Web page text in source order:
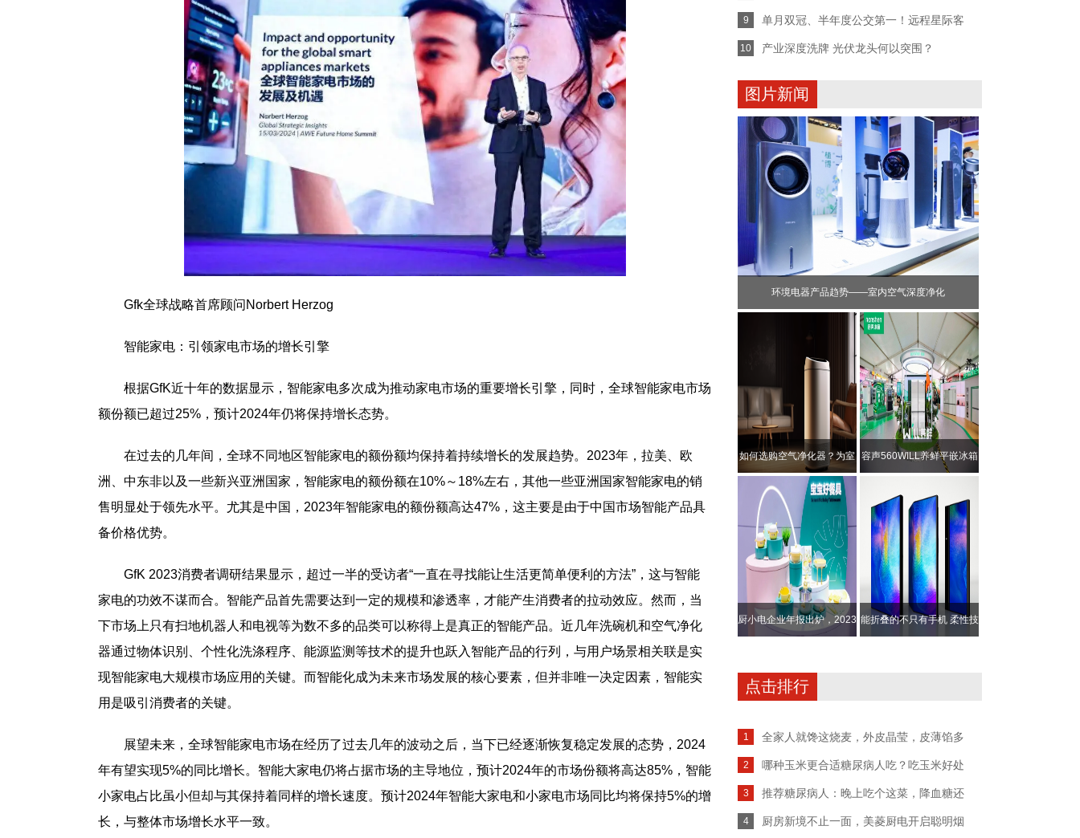
Gfk全球战略首席顾问Norbert Herzog
智能家电：引领家电市场的增长引擎
根据GfK近十年的数据显示，智能家电多次成为推动家电市场的重要增长引擎，同时，全球智能家电市场
额份额已超过25%，预计2024年仍将保持增长态势。
在过去的几年间，全球不同地区智能家电的额份额均保持着持续增长的发展趋势。2023年，拉美、欧
洲、中东非以及一些新兴亚洲国家，智能家电的额份额在10%～18%左右，其他一些亚洲国家智能家电的销
售明显处于领先水平。尤其是中国，2023年智能家电的额份额高达47%，这主要是由于中国市场智能产品具
备价格优势。
GfK 2023消费者调研结果显示，超过一半的受访者“一直在寻找能让生活更简单便利的方法”，这与智能
家电的功效不谋而合。智能产品首先需要达到一定的规模和渗透率，才能产生消费者的拉动效应。然而，当
下市场上只有扫地机器人和电视等为数不多的品类可以称得上是真正的智能产品。近几年洗碗机和空气净化
器通过物体识别、个性化洗涤程序、能源监测等技术的提升也跃入智能产品的行列，与用户场景相关联是实
现智能家电大规模市场应用的关键。而智能化成为未来市场发展的核心要素，但并非唯一决定因素，智能实
用是吸引消费者的关键。
展望未来，全球智能家电市场在经历了过去几年的波动之后，当下已经逐渐恢复稳定发展的态势，2024
年有望实现5%的同比增长。智能大家电仍将占据市场的主导地位，预计2024年的市场份额将高达85%，智能
小家电占比虽小但却与其保持着同样的增长速度。预计2024年智能大家电和小家电市场同比均将保持5%的增
长，与整体市场增长水平一致。
9 单月双冠、半年度公交第一！远程星际客
10 产业深度洗牌 光伏龙头何以突围？
图片新闻
环境电器产品趋势——室内空气深度净化
如何选购空气净化器？为室
内空气保驾护
厨小电企业年报出炉，2023
容声560WILL养鲜平嵌冰箱
能折叠的不只有手机 柔性技
点击排行
1 全家人就馋这烧麦，外皮晶莹，皮薄馅多
2 哪种玉米更合适糖尿病人吃？吃玉米好处
3 推荐糖尿病人：晚上吃个这菜，降血糖还
4 厨房新境不止一面，美菱厨电开启聪明烟